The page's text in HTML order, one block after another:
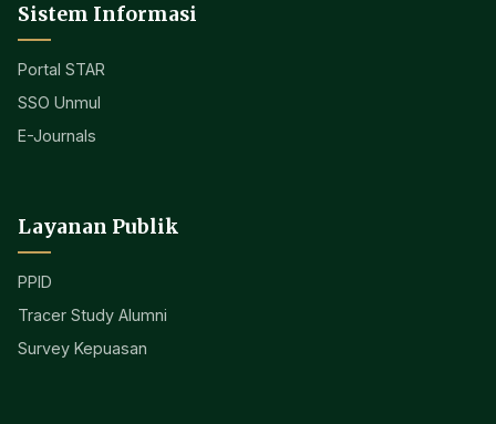
Sistem Informasi
Portal STAR
SSO Unmul
E-Journals
Layanan Publik
PPID
Tracer Study Alumni
Survey Kepuasan